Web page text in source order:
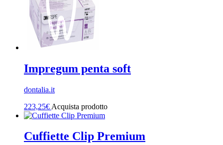
Impregum penta soft
dontalia.it
223,25€ Acquista prodotto
Cuffiette Clip Premium